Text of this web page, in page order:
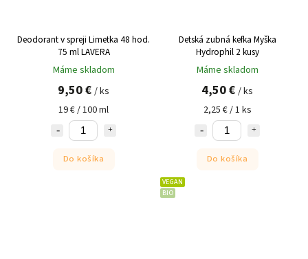
Deodorant v spreji Limetka 48 hod.
75 ml LAVERA
Máme skladom
9,50 € / ks
19 € / 100 ml
Do košíka
Detská zubná kefka Myška
Hydrophil 2 kusy
Máme skladom
4,50 € / ks
2,25 € / 1 ks
Do košíka
VEGAN
BIO